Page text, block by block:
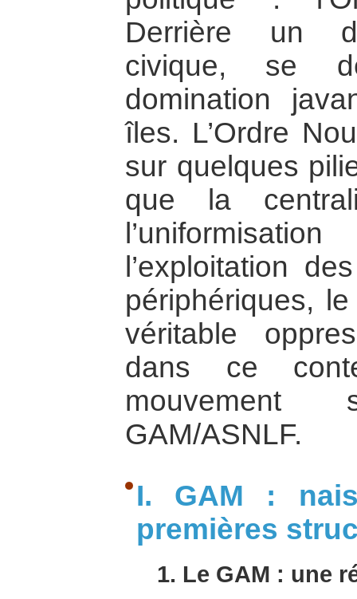
Derrière un
civique, se
domination
îles. L’Ordre
sur quelques
que la
l’exploitation
périphériques,
véritable
dans ce
mouvement
GAM/ASNLF.
I. GAM :
premières
1. Le GAM : une